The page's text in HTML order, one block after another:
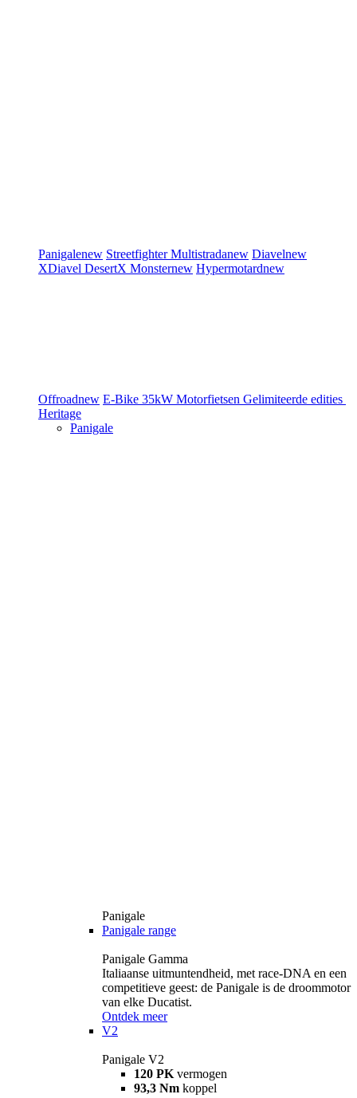
Panigalenew StreetfighterMultistradanew Diavelnew
XDiavel DesertX Monsternew Hypermotardnew
Offroadnew E-Bike 35kW Motorfietsen Gelimiteerde edities
Heritage
Panigale
Panigale
Panigale range
Panigale Gamma
Italiaanse uitmuntendheid, met race-DNA en een
competitieve geest: de Panigale is de droommotor
van elke Ducatist.
Ontdek meer
V2
Panigale V2
120 PK vermogen
93,3 Nm koppel